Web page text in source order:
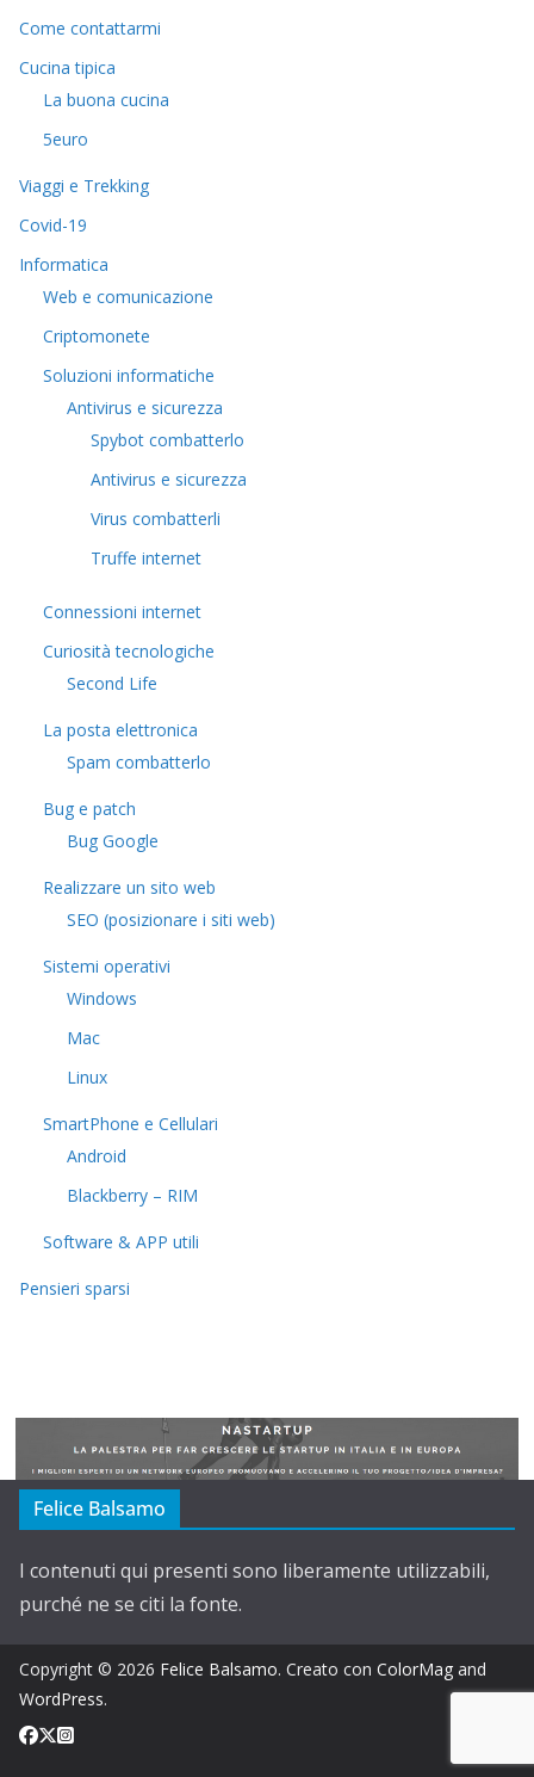
Come contattarmi
Cucina tipica
La buona cucina
5euro
Viaggi e Trekking
Covid-19
Informatica
Web e comunicazione
Criptomonete
Soluzioni informatiche
Antivirus e sicurezza
Spybot combatterlo
Antivirus e sicurezza
Virus combatterli
Truffe internet
Connessioni internet
Curiosità tecnologiche
​Second Life
La posta elettronica
Spam combatterlo
Bug e patch
Bug Google
Realizzare un sito web
SEO (posizionare i siti web)
Sistemi operativi
Windows
Mac
Linux
SmartPhone e Cellulari
Android
Blackberry – RIM
Software & APP utili
Pensieri sparsi
Felice Balsamo
I contenuti qui presenti sono liberamente utilizzabili,
purché ne se citi la fonte.
Copyright © 2026 Felice Balsamo. Creato con ColorMag and
WordPress.